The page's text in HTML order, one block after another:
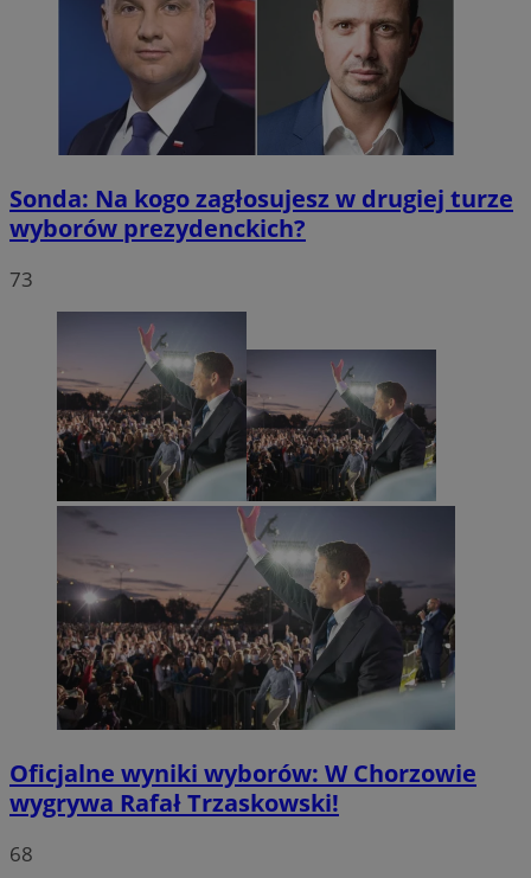
Sonda: Na kogo zagłosujesz w drugiej turze
wyborów prezydenckich?
73
Oficjalne wyniki wyborów: W Chorzowie
wygrywa Rafał Trzaskowski!
68